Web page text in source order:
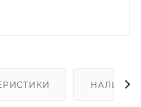
НАЛИЧИЕ